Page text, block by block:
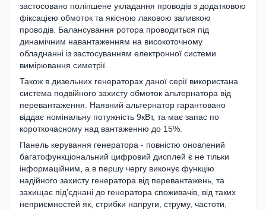
застосовано поліпшене укладання проводів з додатковою
фіксацією обмоток та якісною лаковою заливкою
проводів. Балансування ротора проводиться під
динамічним навантаженням на високоточному
обладнанні із застосуванням електронної системи
вимірювання симетрії.
Також в дизельних генераторах даної серії використана
система подвійного захисту обмоток альтернатора від
перевантаження. Наявний альтернатор гарантовано
віддає номінальну потужність 9кВт, та має запас по
короткочасному над вантаженню до 15%.
Панель керування генератора - повністю оновлений
багатофункціональний цифровий дисплей є не тільки
інформаційним, а в першу чергу виконує функцію
надійного захисту генератора від перевантажень, та
захищає під’єднані до генератора споживачів, від таких
неприємностей як, стрибки напруги, струму, частоти,